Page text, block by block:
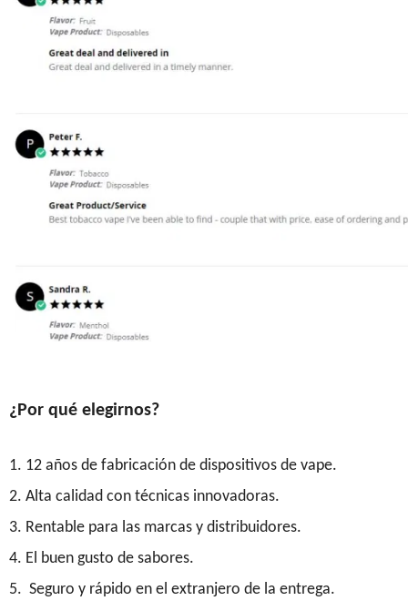
¿Por qué elegirnos?
1. 12 años de fabricación de dispositivos de vape.
2. Alta calidad con técnicas innovadoras.
3. Rentable para las marcas y distribuidores.
4. El buen gusto de sabores.
5. Seguro y rápido en el extranjero de la entrega.